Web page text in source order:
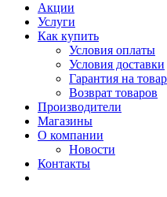
Акции
Услуги
Как купить
Условия оплаты
Условия доставки
Гарантия на товар
Возврат товаров
Производители
Магазины
О компании
Новости
Контакты